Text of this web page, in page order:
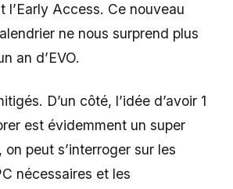
l’Early Access. Ce nouveau
ne nous surprend plus
an d’EVO.
D’un côté, l’idée d’avoir 1
est évidemment un super
on peut s’interroger sur les
nécessaires et les